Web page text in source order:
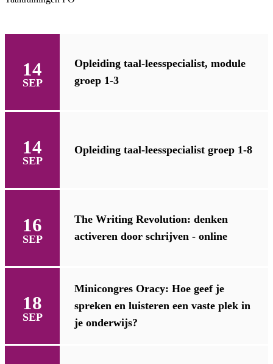
14
SEP
Opleiding taal-leesspecialist, module
groep 1-3
14
SEP
Opleiding taal-leesspecialist groep 1-8
16
SEP
The Writing Revolution: denken
activeren door schrijven - online
18
SEP
Minicongres Oracy: Hoe geef je
spreken en luisteren een vaste plek in
je onderwijs?